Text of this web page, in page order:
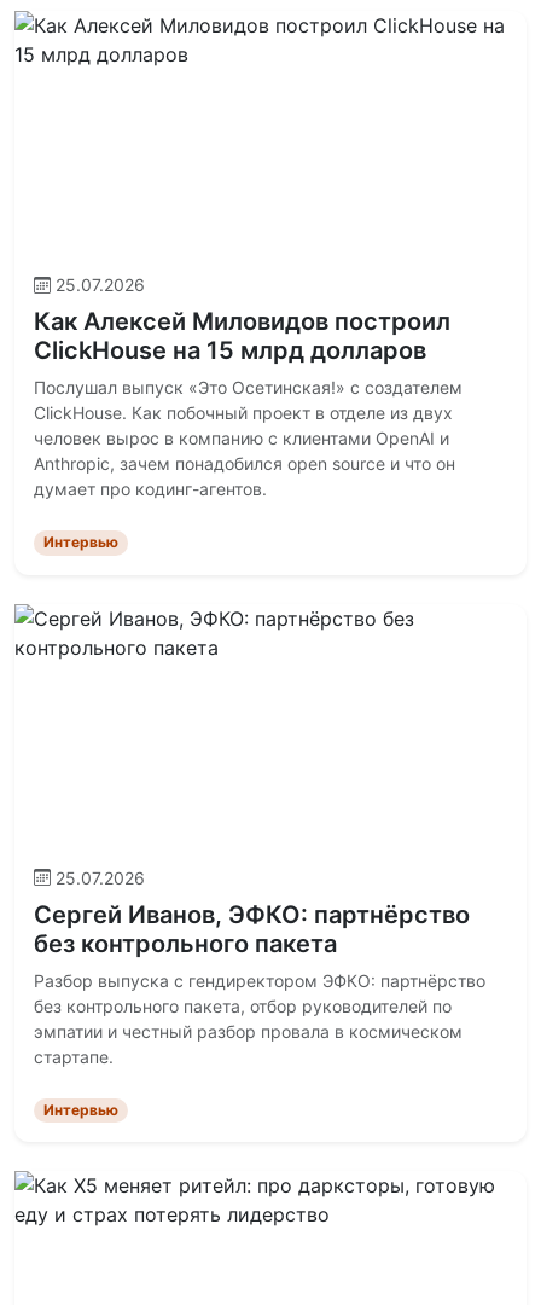
25.07.2026
Как Алексей Миловидов построил
ClickHouse на 15 млрд долларов
Послушал выпуск «Это Осетинская!» с создателем
ClickHouse. Как побочный проект в отделе из двух
человек вырос в компанию с клиентами OpenAI и
Anthropic, зачем понадобился open source и что он
думает про кодинг-агентов.
Интервью
25.07.2026
Сергей Иванов, ЭФКО: партнёрство
без контрольного пакета
Разбор выпуска с гендиректором ЭФКО: партнёрство
без контрольного пакета, отбор руководителей по
эмпатии и честный разбор провала в космическом
стартапе.
Интервью